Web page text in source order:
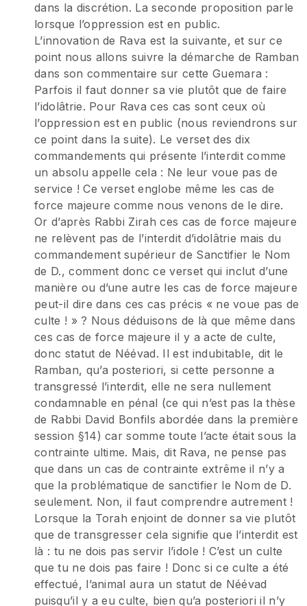
dans la discrétion. La seconde proposition parle
lorsque l’oppression est en public.
L’innovation de Rava est la suivante, et sur ce
point nous allons suivre la démarche de Ramban
dans son commentaire sur cette Guemara :
Parfois il faut donner sa vie plutôt que de faire
l’idolâtrie. Pour Rava ces cas sont ceux où
l’oppression est en public (nous reviendrons sur
ce point dans la suite). Le verset des dix
commandements qui présente l’interdit comme
un absolu appelle cela : Ne leur voue pas de
service ! Ce verset englobe même les cas de
force majeure comme nous venons de le dire.
Or d’après Rabbi Zirah ces cas de force majeure
ne relèvent pas de l’interdit d’idolâtrie mais du
commandement supérieur de Sanctifier le Nom
de D., comment donc ce verset qui inclut d’une
manière ou d’une autre les cas de force majeure
peut-il dire dans ces cas précis « ne voue pas de
culte ! » ? Nous déduisons de là que même dans
ces cas de force majeure il y a acte de culte,
donc statut de Néévad. Il est indubitable, dit le
Ramban, qu’a posteriori, si cette personne a
transgressé l’interdit, elle ne sera nullement
condamnable en pénal (ce qui n’est pas la thèse
de Rabbi David Bonfils abordée dans la première
session §14) car somme toute l’acte était sous la
contrainte ultime. Mais, dit Rava, ne pense pas
que dans un cas de contrainte extrême il n’y a
que la problématique de sanctifier le Nom de D.
seulement. Non, il faut comprendre autrement !
Lorsque la Torah enjoint de donner sa vie plutôt
que de transgresser cela signifie que l’interdit est
là : tu ne dois pas servir l’idole ! C’est un culte
que tu ne dois pas faire ! Donc si ce culte a été
effectué, l’animal aura un statut de Néévad
puisqu’il y a eu culte, bien qu’a posteriori il n’y